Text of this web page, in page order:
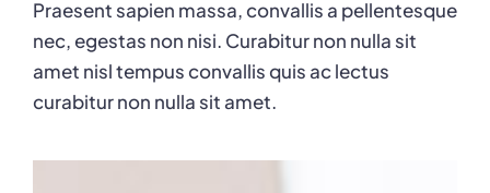
Praesent sapien massa, convallis a pellentesque
nec, egestas non nisi. Curabitur non nulla sit
amet nisl tempus convallis quis ac lectus
curabitur non nulla sit amet.